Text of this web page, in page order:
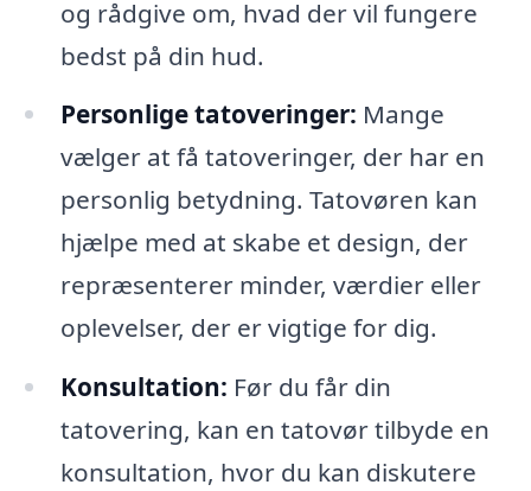
og rådgive om, hvad der vil fungere
bedst på din hud.
Personlige tatoveringer: Mange
vælger at få tatoveringer, der har en
personlig betydning. Tatovøren kan
hjælpe med at skabe et design, der
repræsenterer minder, værdier eller
oplevelser, der er vigtige for dig.
Konsultation: Før du får din
tatovering, kan en tatovør tilbyde en
konsultation, hvor du kan diskutere